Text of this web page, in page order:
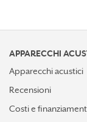
APPARECCHI
Apparecchi acustici
Recensioni
Costi e